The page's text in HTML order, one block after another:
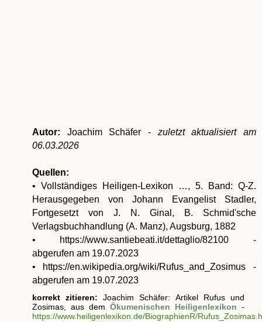
Autor: Joachim Schäfer - zuletzt aktualisiert am
06.03.2026
Quellen:
• Vollständiges Heiligen-Lexikon …, 5. Band: Q-Z.
Herausgegeben von Johann Evangelist Stadler,
Fortgesetzt von J. N. Ginal, B. Schmid'sche
Verlagsbuchhandlung (A. Manz), Augsburg, 1882
• https://www.santiebeati.it/dettaglio/82100 -
abgerufen am 19.07.2023
• https://en.wikipedia.org/wiki/Rufus_and_Zosimus -
abgerufen am 19.07.2023
korrekt zitieren: Joachim Schäfer: Artikel Rufus und
Zosimas, aus dem Ökumenischen Heiligenlexikon -
https://www.heiligenlexikon.de/BiographienR/